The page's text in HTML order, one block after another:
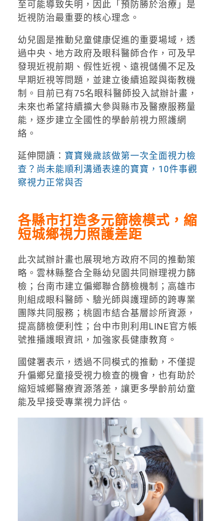
至可能導致失明，因此「預防勝於治療」是
近視防治最重要的核心理念。
幼兒園是推動兒童健康促進的重要場域，透
過中央、地方政府及眼科醫師合作，可及早
發現近視前期、假性近視、遠視儲備不足及
早期近視等問題，並建立後續追蹤與衛教機
制。目前已有75名眼科醫師投入試辦計畫，
未來也希望持續擴大參與縣市及醫療服務量
能，逐步建立全國性的學齡前視力照護網
絡。
延伸閱讀： 寶寶幾歲該做第一次全面視力檢
查？尚未能順利溝通表達的寶寶，10件事觀
察視力正常與否
各縣市打造多元篩檢模式，縮
短城鄉視力照護差距
此次試辦計畫也展現地方政府不同的推動策
略。雲林縣整合全縣幼兒園共同辦理視力篩
檢；台南市建立偏鄉聯合篩檢機制；高雄市
則組成眼科醫師、驗光師與護理師的跨專業
團隊共同服務；桃園市結合基層診所資源，
提高篩檢便利性；台中市則利用LINE官方帳
號推播護眼資訊，加強家長健康教育。
國健署表示，透過不同模式的推動，不僅提
升偏鄉兒童接受視力檢查的機會，也有助於
縮短城鄉醫療資源落差，讓更多學齡前幼童
能及早接受專業視力評估。